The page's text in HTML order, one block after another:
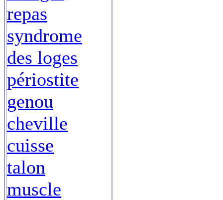
repas
syndrome
des loges
périostite
genou
cheville
cuisse
talon
muscle